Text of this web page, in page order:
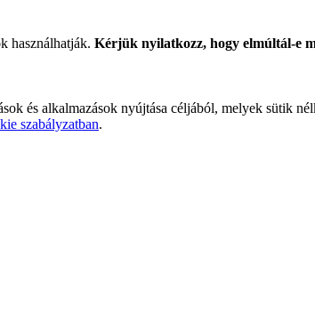
használhatják. Kérjük nyilatkozz, hogy elmúltál-e
és alkalmazások nyújtása céljából, melyek sütik
szabályzatban.